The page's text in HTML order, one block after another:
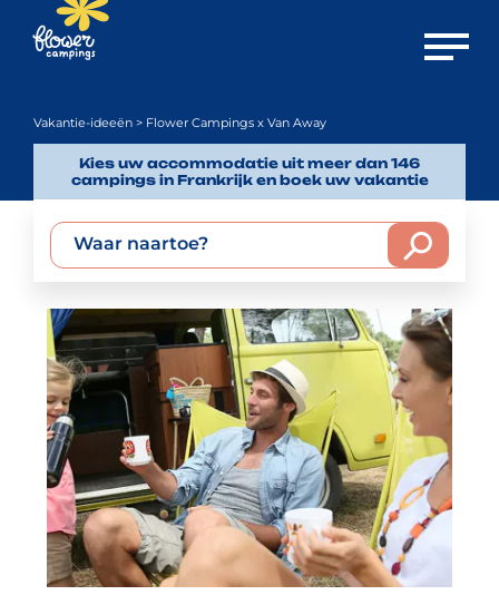
Menu
Vakantie-ideeën > Flower Campings x Van Away
Kies uw accommodatie uit meer dan 146
campings in Frankrijk en boek uw vakantie
Waar naartoe?